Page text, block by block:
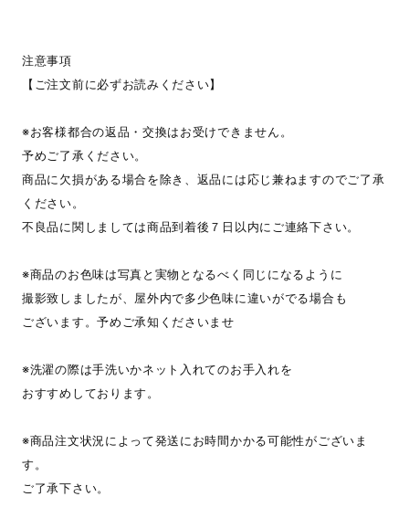
注意事項
【ご注文前に必ずお読みください】
※お客様都合の返品・交換はお受けできません。
予めご了承ください。
商品に欠損がある場合を除き、返品には応じ兼ねますのでご了承
ください。
不良品に関しましては商品到着後７日以内にご連絡下さい。
※商品のお色味は写真と実物となるべく同じになるように
撮影致しましたが、屋外内で多少色味に違いがでる場合も
ございます。予めご承知くださいませ
※洗濯の際は手洗いかネット入れてのお手入れを
おすすめしております。
※商品注文状況によって発送にお時間かかる可能性がございま
す。
ご了承下さい。